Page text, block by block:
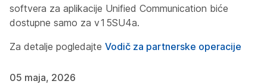
softvera za aplikacije Unified Communication biće
dostupne samo za v15SU4a.
Za detalje pogledajte Vodič za partnerske operacije
05 maja, 2026